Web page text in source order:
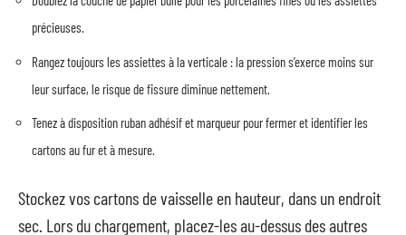
précieuses.
Rangez toujours les assiettes à la verticale : la pression s’exerce moins sur
leur surface, le risque de fissure diminue nettement.
Tenez à disposition ruban adhésif et marqueur pour fermer et identifier les
cartons au fur et à mesure.
Stockez vos cartons de vaisselle en hauteur, dans un endroit
sec. Lors du chargement, placez-les au-dessus des autres